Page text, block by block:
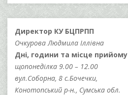
Директор КУ БЦПРПП
Очкурова Людмила Іллівна
Дні, години та місце прийому
щопонеділка 9.00 – 12.00
вул.Соборна, 8 с.Бочечки,
Конотопський р-н., Сумська обл.